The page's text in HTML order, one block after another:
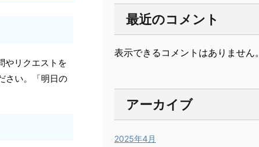
やリクエストを
さい。「明日の
最近のコメント
表示できるコメントはありません。
アーカイブ
2025年4月